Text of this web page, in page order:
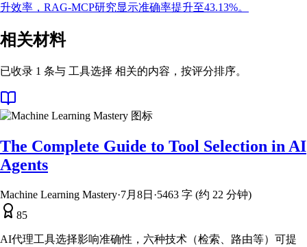
升效率，RAG-MCP研究显示准确率提升至43.13%。
相关材料
已收录 1 条与 工具选择 相关的内容，按评分排序。
The Complete Guide to Tool Selection in AI
Agents
Machine Learning Mastery·7月8日 ·5463 字 (约 22 分钟)
85
AI代理工具选择影响准确性，六种技术（检索、路由等）可提